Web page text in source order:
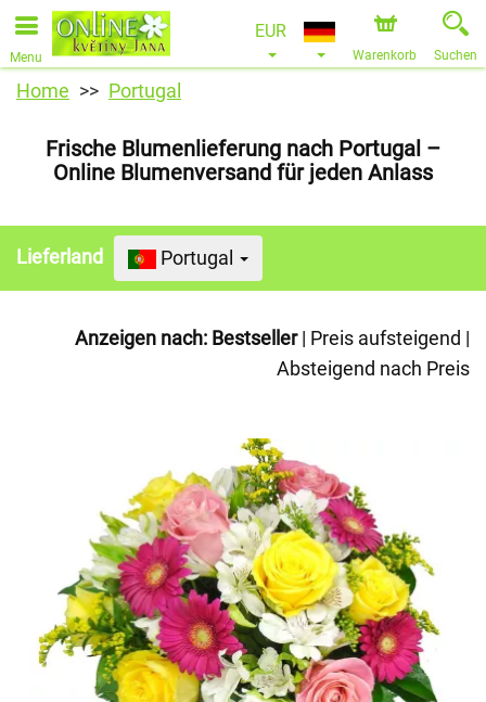
Menu
EUR
Warenkorb Suchen
Home Portugal
Frische Blumenlieferung nach Portugal –
Online Blumenversand für jeden Anlass
Lieferland Portugal
Anzeigen nach: Bestseller| Preis aufsteigend |
Absteigend nach Preis